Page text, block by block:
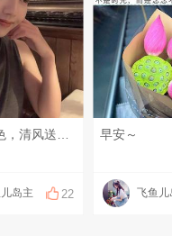
岛主 22
早安～
飞鱼儿